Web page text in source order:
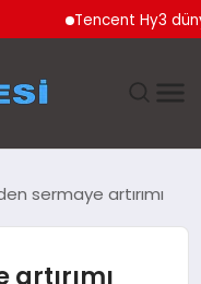
Tencent Hy3 dünya
sermaye artırımı
artırımı